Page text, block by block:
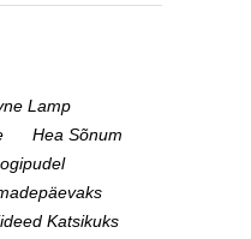
Lamp
Hea Sõnum
Katsikuks